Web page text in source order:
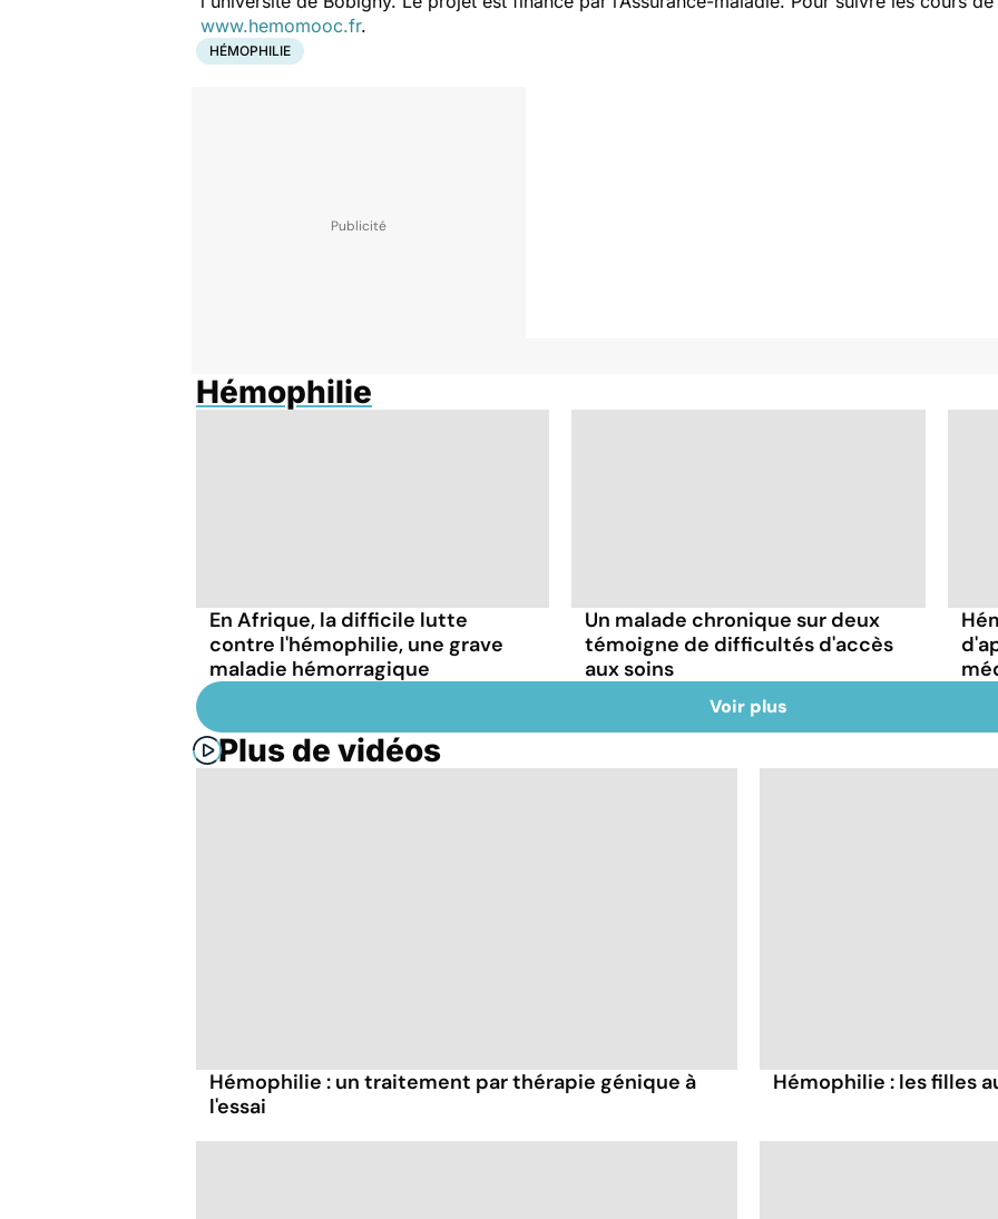
www.hemomooc.fr.
HÉMOPHILIE
Hémophilie
En Afrique, la difficile lutte
contre l'hémophilie, une grave
maladie hémorragique
Un malade chronique sur deux
témoigne de difficultés d'accès
aux soins
Voir plus
Plus de vidéos
Hémophilie : un traitement par thérapie génique à
l'essai
Hémophilie : les filles